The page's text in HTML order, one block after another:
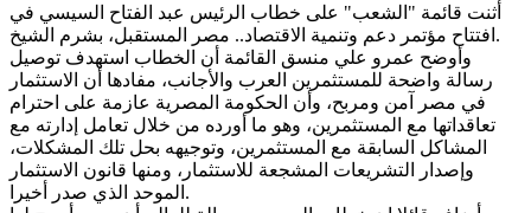
أثنت قائمة "الشعب" على خطاب الرئيس عبد الفتاح السيسي في
افتتاح مؤتمر دعم وتنمية الاقتصاد.. مصر المستقبل، بشرم الشيخ.
وأوضح عمرو علي منسق القائمة أن الخطاب استهدف توصيل
رسالة واضحة للمستثمرين العرب والأجانب، مفادها أن الاستثمار
في مصر آمن ومربح، وأن الحكومة المصرية عازمة على احترام
تعاقداتها مع المستثمرين، وهو ما أورده من خلال تعامل إدارته مع
المشاكل السابقة مع المستثمرين، وتوجيهه بحل تلك المشكلات،
وإصدار التشريعات المشجعة للاستثمار، ومنها قانون الاستثمار
الموحد الذي صدر أخيرا.